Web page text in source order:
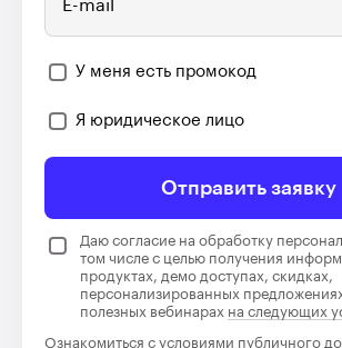
E-mail
У меня есть промокод
Я юридическое лицо
Отправить заявку
Даю согласие на обработку
том числе с целью получения
продуктах, демо доступах, скидках,
персонализированных
полезных вебинарах на следующих
Ознакомиться с условиями публичного